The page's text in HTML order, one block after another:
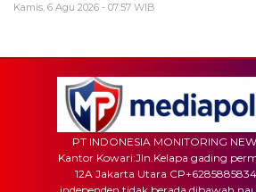
Kamis, 6 Agu 2026 - 07:57 WIB
PT INDONESIA MONITORING
Kantor Kowari:Jln.Kelapa gading
12A Jakarta Utara